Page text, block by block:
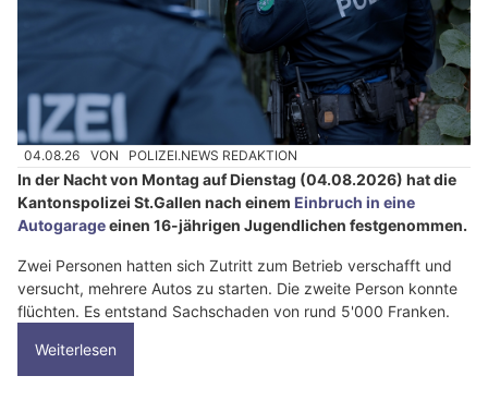
04.08.26 VON POLIZEI.NEWS REDAKTION
In der Nacht von Montag auf Dienstag (04.08.2026) hat die
Kantonspolizei St.Gallen nach einem Einbruch in eine
Autogarageeinen 16-jährigen Jugendlichen festgenommen.
Zwei Personen hatten sich Zutritt zum Betrieb verschafft und
versucht, mehrere Autos zu starten. Die zweite Person konnte
flüchten. Es entstand Sachschaden von rund 5'000 Franken.
Weiterlesen